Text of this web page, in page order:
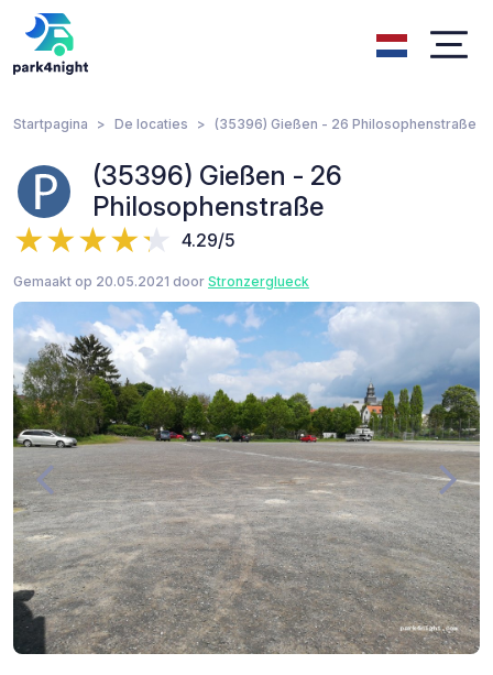
Startpagina De locaties (35396) Gießen - 26 Philosophenstraße
(35396) Gießen - 26
Philosophenstraße
4.29/5
Gemaakt op 20.05.2021 door Stronzerglueck